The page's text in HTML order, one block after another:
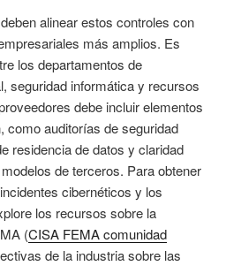
alinear estos controles con
más amplios. Es
los departamentos de
seguridad informática y recursos
debe incluir elementos
como auditorías de seguridad
residencia de datos y claridad
de terceros. Para obtener
cibernéticos y los
los recursos sobre la
(CISA FEMA comunidad
de la industria sobre las